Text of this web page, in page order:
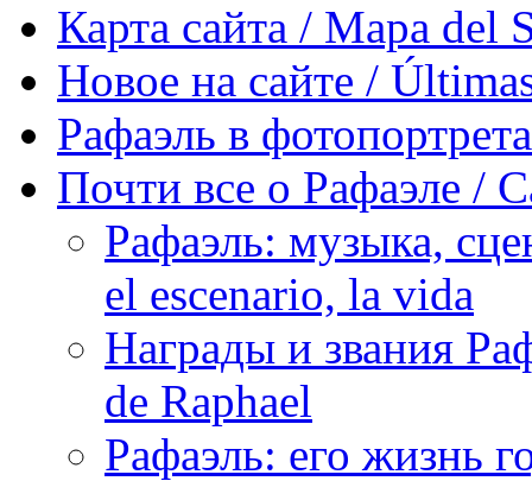
Карта сайта / Mapa del
Новое на сайте /
Рафаэль в
Почти все о Рафаэле /
Рафаэль: музыка,
el escenario, la vida
Награды и звания
de Raphael
Рафаэль: его жизнь